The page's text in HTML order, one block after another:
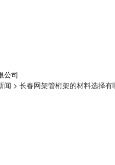
闻 > 长春网架管桁架的材料选择有